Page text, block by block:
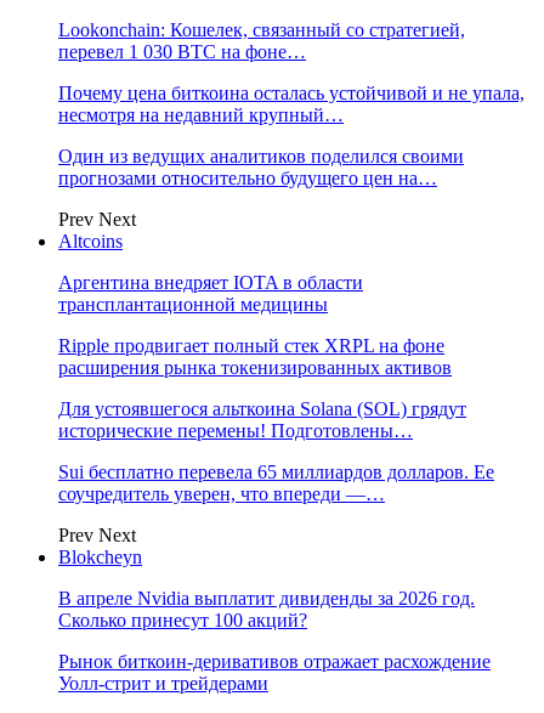
Lookonchain: Кошелек, связанный со стратегией,
перевел 1 030 BTC на фоне…
Почему цена биткоина осталась устойчивой и не упала,
несмотря на недавний крупный…
Один из ведущих аналитиков поделился своими
прогнозами относительно будущего цен на…
Prev Next
Altcoins
Аргентина внедряет IOTA в области
трансплантационной медицины
Ripple продвигает полный стек XRPL на фоне
расширения рынка токенизированных активов
Для устоявшегося альткоина Solana (SOL) грядут
исторические перемены! Подготовлены…
Sui бесплатно перевела 65 миллиардов долларов. Ее
соучредитель уверен, что впереди —…
Prev Next
Blokcheyn
В апреле Nvidia выплатит дивиденды за 2026 год.
Сколько принесут 100 акций?
Рынок биткоин-деривативов отражает расхождение
Уолл-стрит и трейдерами